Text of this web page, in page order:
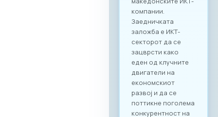
на компании од
различни
индустрии, со што
се отвора широк
простор за
дигитализација на
бизнис процесите
и директни средби
помеѓу домашните
ИКТ добавувачи и
потенцијални